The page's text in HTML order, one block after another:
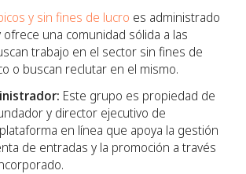
y sin fines de lucro es administrado
ofrece una comunidad sólida a las
trabajo en el sector sin fines de
o buscan reclutar en el mismo.
Este grupo es propiedad de
y director ejecutivo de
en línea que apoya la gestión
de entradas y la promoción a través